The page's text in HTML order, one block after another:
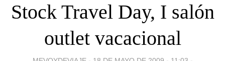
Stock Travel Day, I salón
outlet vacacional